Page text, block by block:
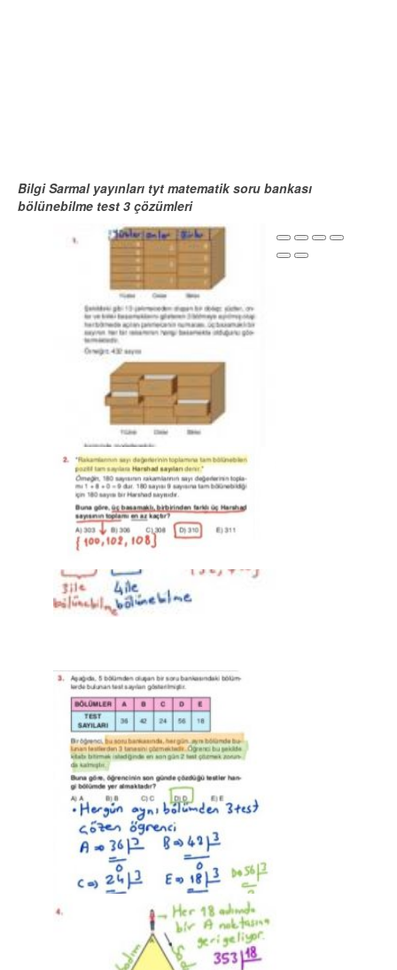
Bilgi Sarmal yayınları tyt matematik soru bankası
bölünebilme test 3 çözümleri